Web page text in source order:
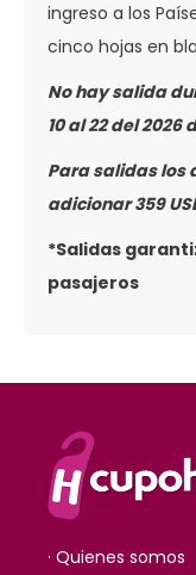
ingreso a los
cinco hojas en
No hay salida
10 al 22 del
Para salidas los
adicionar 359
*Salidas
pasajeros
· Quienes somos